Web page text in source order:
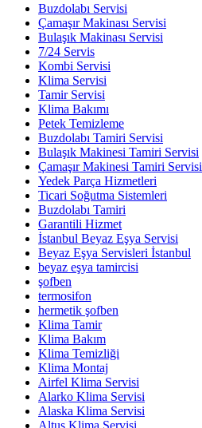
Buzdolabı Servisi
Çamaşır Makinası Servisi
Bulaşık Makinası Servisi
7/24 Servis
Kombi Servisi
Klima Servisi
Tamir Servisi
Klima Bakımı
Petek Temizleme
Buzdolabı Tamiri Servisi
Bulaşık Makinesi Tamiri Servisi
Çamaşır Makinesi Tamiri Servisi
Yedek Parça Hizmetleri
Ticari Soğutma Sistemleri
Buzdolabı Tamiri
Garantili Hizmet
İstanbul Beyaz Eşya Servisi
Beyaz Eşya Servisleri İstanbul
beyaz eşya tamircisi
şofben
termosifon
hermetik şofben
Klima Tamir
Klima Bakım
Klima Temizliği
Klima Montaj
Airfel Klima Servisi
Alarko Klima Servisi
Alaska Klima Servisi
Altus Klima Servisi